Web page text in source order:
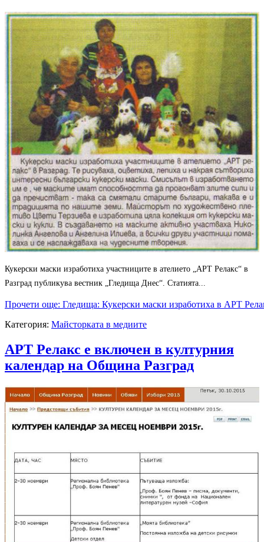
Кукерски маски изработиха участниците в ателието „АРТ Релакс“ в
Разград публикува вестник „Гледища Днес“. Статията...
Прочети още: Гледища: Кукерски маски изработиха в АРТ
Категория: Майсторката в медиите
АРТ Релакс е включен в културния
календар на Община Разград